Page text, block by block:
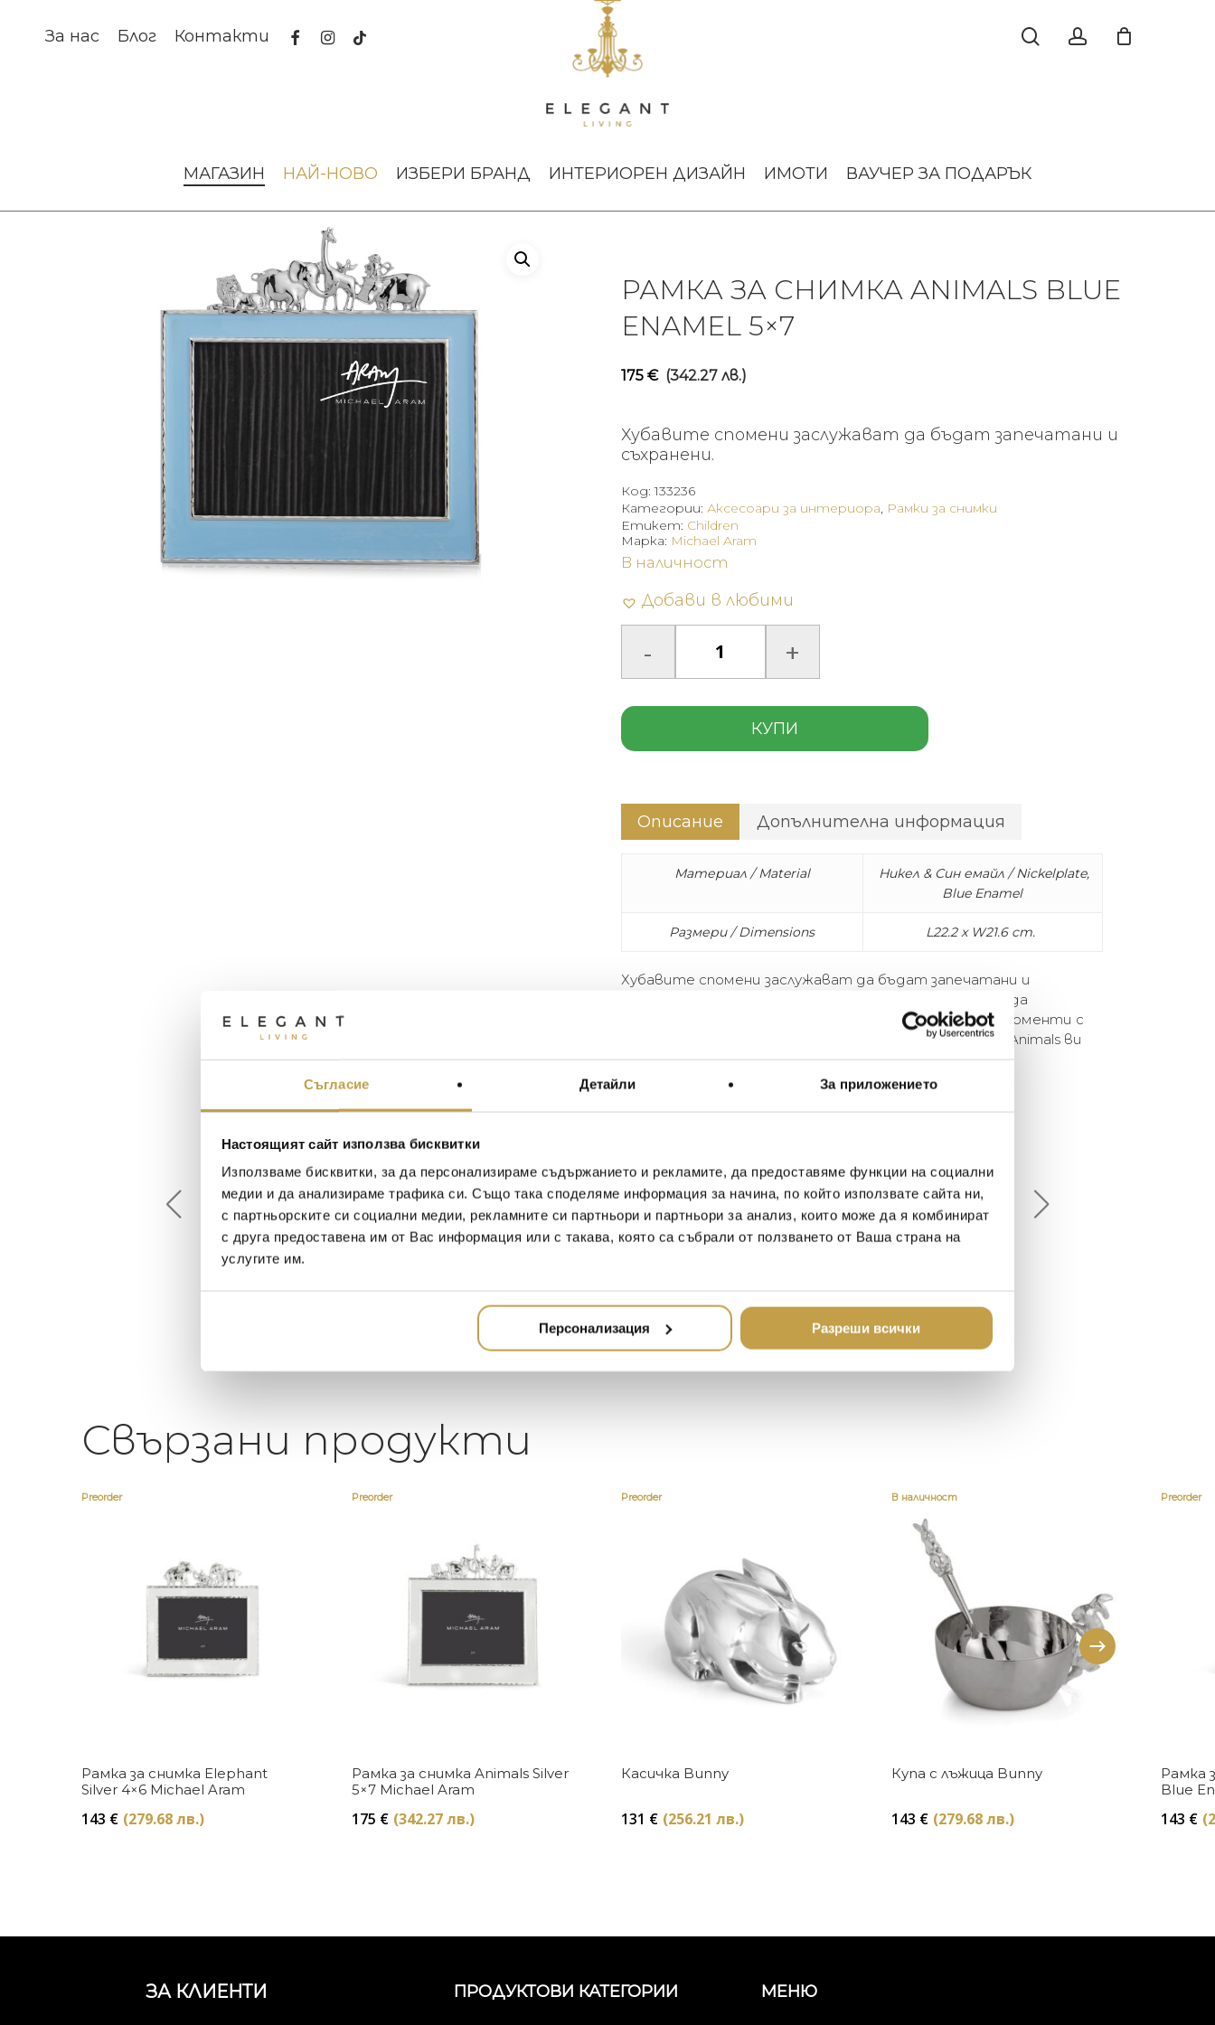
Съгласие Детайли За приложението
Настоящият сайт използва бисквитки
Използваме бисквитки, за да персонализираме съдържанието и рекламите, да предоставяме функции на социални
медии и да анализираме трафика си. Също така споделяме информация за начина, по който използвате сайта ни,
с партньорските си социални медии, рекламните си партньори и партньори за анализ, които може да я комбинират
с друга предоставена им от Вас информация или с такава, която са събрали от ползването от Ваша страна на
услугите им.
Персонализация Разреши всички
За нас Блог Контакти facebookinstagram
tiktok
МАГАЗИН НАЙ-НОВО ИЗБЕРИ БРАНД ИНТЕРИОРЕН ДИЗАЙН ИМОТИ ВАУЧЕР ЗА ПОДАРЪК
РАМКА ЗА СНИМКА ANIMALS BLUE
ENAMEL 5×7
175 € (342.27 лв.)
Хубавите спомени заслужават да бъдат запечатани и
съхранени.
Код:133236
Категории: Аксесоари за интериора, Рамки за снимки
Етикет: Children
В наличност
Добави в любими
КУПИ
Марка: Michael Aram
Описание Допълнителна информация
Материал / Material
Никел & Син емайл / Nickelplate,
Blue Enamel
Размери / Dimensions L22.2 x W21.6 cm.
Хубавите спомени заслужават да бъдат запечатани и
съхранени. Серията за деца на Michael Aram e повод да
съберете и наредите на видно място забавните моменти с
децата. Елегантни и игриви, рамките от серията Animals ви
очакват.
Георги Питов
2021-06-01
Много интересни
персонал.
2020-05-20
Един магазин за красив и
намерите всичко, което ще
2018-08-10
Най-доброто място в града
за домашен декор - уникално и
стилно
Хареса ми
Свързани продукти
Preorder
Купи
Рамка за снимка Elephant
Silver 4×6 Michael Aram
143 € (279.68 лв.)
Preorder
Купи
Рамка за снимка Animals Silver
5×7 Michael Aram
175 € (342.27 лв.)
Preorder
Касичка Bunny
131 € (256.21 лв.)
В наличност
Купи
Купа с лъжица Bunny
143 € (279.68 лв.)
Preorder
Рамка
Blue
143 €
ЗА КЛИЕНТИ ПРОДУКТОВИ КАТЕГОРИИ МЕНЮ